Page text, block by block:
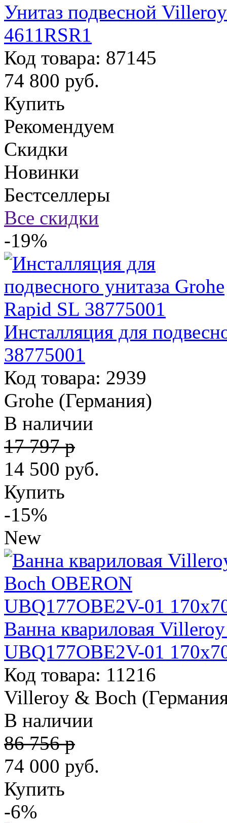
Унитаз подвесной
4611RSR1
Код товара: 87145
74 800 руб.
Купить
Рекомендуем
Скидки
Новинки
Бестселлеры
Все скидки
-19%
Инсталляция для
38775001
Код товара: 2939
Grohe (Германия)
В наличии
17 797 р
14 500 руб.
Купить
-15%
New
Ванна квариловая
UBQ177OBE2V-01
Код товара: 11216
Villeroy & Boch
В наличии
86 756 р
74 000 руб.
Купить
-6%